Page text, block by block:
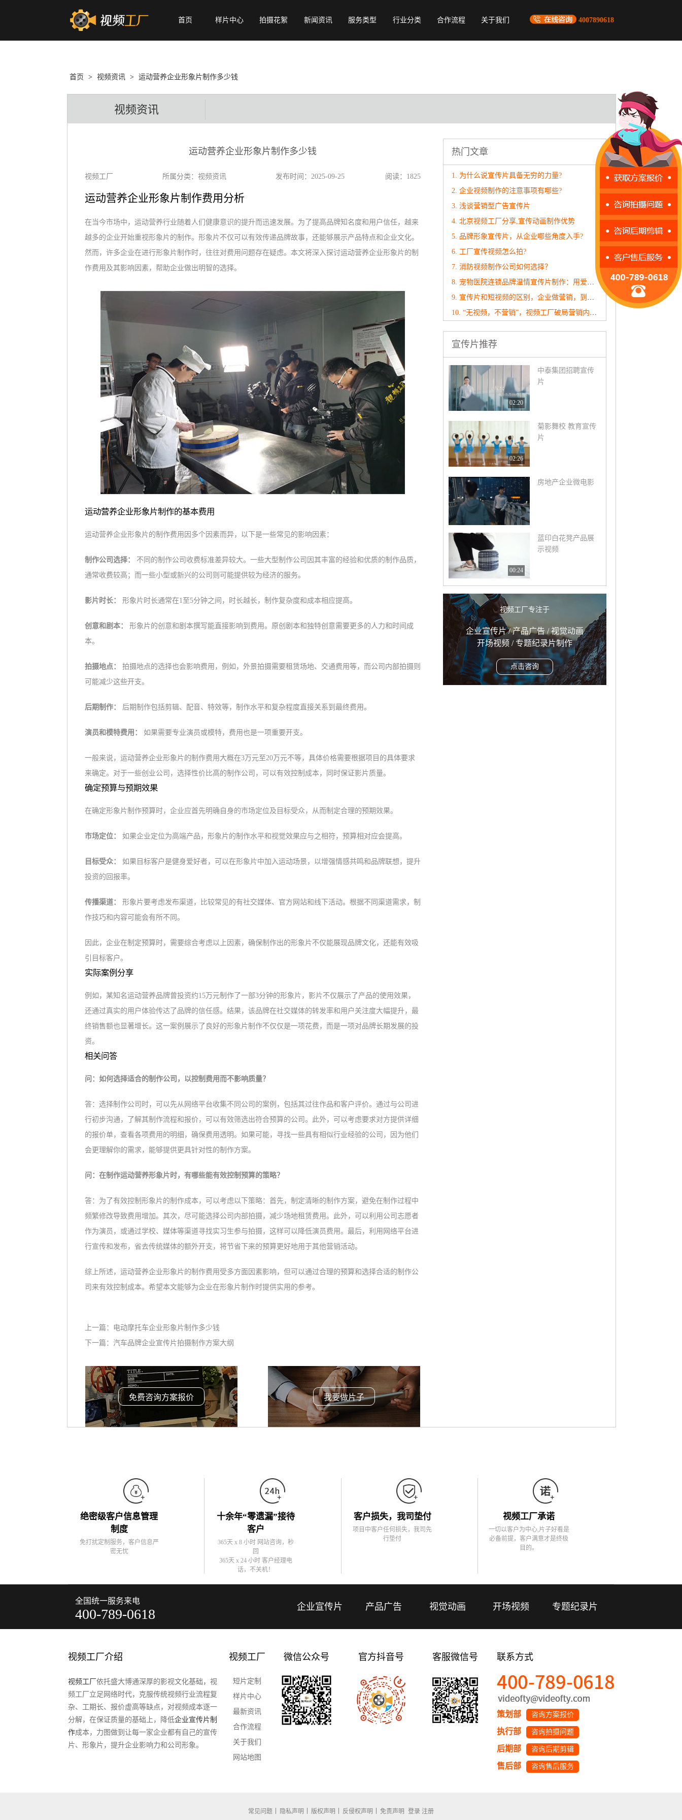
首页 样片中心 拍摄花絮 新闻资讯 服务类型
专题纪录片
行业分类
展会会议视频
合作流程 关于我们 4007890618
首页 > 视频资讯 > 运动营养企业形象片制作多少钱
视频资讯
运动营养企业形象片制作多少钱
视频工厂 所属分类：视频资讯 发布时间：2025-09-25 阅读：1825
运动营养企业形象片制作费用分析
在当今市场中，运动营养行业随着人们健康意识的提升而迅速发展。为了提高品牌知名度和用户信任，越来
越多的企业开始重视形象片的制作。形象片不仅可以有效传递品牌故事，还能够展示产品特点和企业文化。
然而，许多企业在进行形象片制作时，往往对费用问题存在疑虑。本文将深入探讨运动营养企业形象片的制
作费用及其影响因素，帮助企业做出明智的选择。
运动营养企业形象片制作的基本费用
运动营养企业形象片的制作费用因多个因素而异，以下是一些常见的影响因素：
制作公司选择： 不同的制作公司收费标准差异较大。一些大型制作公司因其丰富的经验和优质的制作品质，
通常收费较高；而一些小型或新兴的公司则可能提供较为经济的服务。
影片时长： 形象片时长通常在1至5分钟之间，时长越长，制作复杂度和成本相应提高。
创意和剧本： 形象片的创意和剧本撰写能直接影响到费用。原创剧本和独特创意需要更多的人力和时间成
本。
拍摄地点： 拍摄地点的选择也会影响费用，例如，外景拍摄需要租赁场地、交通费用等，而公司内部拍摄则
可能减少这些开支。
后期制作： 后期制作包括剪辑、配音、特效等，制作水平和复杂程度直接关系到最终费用。
演员和模特费用： 如果需要专业演员或模特，费用也是一项重要开支。
一般来说，运动营养企业形象片的制作费用大概在3万元至20万元不等，具体价格需要根据项目的具体要求
来确定。对于一些创业公司，选择性价比高的制作公司，可以有效控制成本，同时保证影片质量。
确定预算与预期效果
在确定形象片制作预算时，企业应首先明确自身的市场定位及目标受众，从而制定合理的预期效果。
市场定位： 如果企业定位为高端产品，形象片的制作水平和视觉效果应与之相符，预算相对应会提高。
目标受众： 如果目标客户是健身爱好者，可以在形象片中加入运动场景，以增强情感共鸣和品牌联想，提升
投资的回报率。
传播渠道： 形象片要考虑发布渠道，比较常见的有社交媒体、官方网站和线下活动。根据不同渠道需求，制
作技巧和内容可能会有所不同。
因此，企业在制定预算时，需要综合考虑以上因素，确保制作出的形象片不仅能展现品牌文化，还能有效吸
引目标客户。
实际案例分享
例如，某知名运动营养品牌曾投资约15万元制作了一部3分钟的形象片，影片不仅展示了产品的使用效果，
还通过真实的用户体验传达了品牌的信任感。结果，该品牌在社交媒体的转发率和用户关注度大幅提升，最
终销售额也显著增长。这一案例展示了良好的形象片制作不仅仅是一项花费，而是一项对品牌长期发展的投
资。
相关问答
问：如何选择适合的制作公司，以控制费用而不影响质量？
答：选择制作公司时，可以先从网络平台收集不同公司的案例，包括其过往作品和客户评价。通过与公司进
行初步沟通，了解其制作流程和报价，可以有效筛选出符合预算的公司。此外，可以考虑要求对方提供详细
的报价单，查看各项费用的明细，确保费用透明。如果可能，寻找一些具有相似行业经验的公司，因为他们
会更理解你的需求，能够提供更具针对性的制作方案。
问：在制作运动营养形象片时，有哪些能有效控制预算的策略？
答：为了有效控制形象片的制作成本，可以考虑以下策略：首先，制定清晰的制作方案，避免在制作过程中
频繁修改导致费用增加。其次，尽可能选择公司内部拍摄，减少场地租赁费用。此外，可以利用公司志愿者
作为演员，或通过学校、媒体等渠道寻找实习生参与拍摄，这样可以降低演员费用。最后，利用网络平台进
行宣传和发布，省去传统媒体的额外开支，将节省下来的预算更好地用于其他营销活动。
综上所述，运动营养企业形象片的制作费用受多方面因素影响，但可以通过合理的预算和选择合适的制作公
司来有效控制成本。希望本文能够为企业在形象片制作时提供实用的参考。
上一篇： 电动摩托车企业形象片制作多少钱
下一篇： 汽车品牌企业宣传片拍摄制作方案大纲
免费咨询方案报价 我要做片子
热门文章
1. 为什么说宣传片具备无穷的力量?
2. 企业视频制作的注意事项有哪些?
3. 浅谈营销型广告宣传片
4. 北京视频工厂分享,宣传动画制作优势
5. 品牌形象宣传片，从企业哪些角度入手?
6. 工厂宣传视频怎么拍?
7. 消防视频制作公司如何选择？
8. 宠物医院连锁品牌温情宣传片制作：用爱与专业治愈每一个毛孩子
9. 宣传片和短视频的区别，企业做营销，到底该选哪个？
10. “无视频，不营销”，视频工厂破局营销内卷！
宣传片推荐
02:20
中泰集团招聘宣传
片
02:26
菊影舞校 教育宣传
片
房地产企业微电影
00:24
蓝印白花凳产品展
示视频
视频工厂专注于
企业宣传片 / 产品广告 / 视觉动画
开场视频 / 专题纪录片制作
点击咨询
绝密级客户信息管理
制度
免打扰定制服务，客户信息严
密无忧
十余年“零遗漏”接待
客户
365天 x 8 小时 网站咨询，秒
回
365天 x 24 小时 客户经理电
话，不关机！
客户损失，我司垫付
项目中客户任何损失，我司先
行垫付
视频工厂承诺
一切以客户为中心,片子好看是
必备前提，客户满意才是终极
目的。
全国统一服务来电
400-789-0618 企业宣传片 产品广告 视觉动画 开场视频 专题纪录片
视频工厂介绍
视频工厂依托盛大博通深厚的影视文化基础，视
频工厂立足网络时代，克服传统视频行业流程复
杂、工期长、报价虚高等缺点，对视频成本逐一
分解，在保证质量的基础上，降低企业宣传片制
作成本，力图做到让每一家企业都有自己的宣传
片、形象片，提升企业影响力和公司形象。
视频工厂
短片定制
样片中心
最新资讯
合作流程
关于我们
网站地图
微信公众号 官方抖音号 客服微信号 联系方式
策划部 咨询方案报价
执行部 咨询拍摄问题
后期部 咨询后期剪辑
售后部 咨询售后服务
常见问题 隐私声明 版权声明 反侵权声明 免责声明 登录 注册